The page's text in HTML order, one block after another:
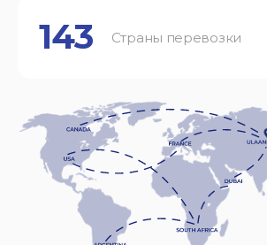
143 Страны перевозки